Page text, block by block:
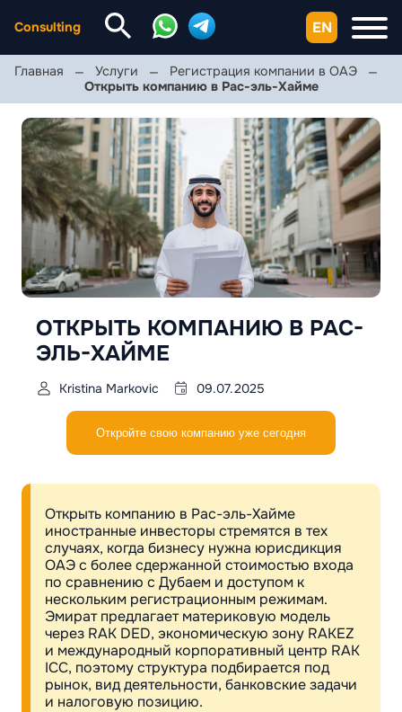
Consulting EN
Главная Услуги
Регистрация компании в ОАЭ
Открыть компанию в Рас-эль-Хайме
ОТКРЫТЬ КОМПАНИЮ В РАС-
ЭЛЬ-ХАЙМЕ
Kristina Markovic 09.07.2025
Откройте свою компанию уже сегодня
Открыть компанию в Рас-эль-Хайме
иностранные инвесторы стремятся в тех
случаях, когда бизнесу нужна юрисдикция
ОАЭ с более сдержанной стоимостью входа
по сравнению с Дубаем и доступом к
нескольким регистрационным режимам.
Эмират предлагает материковую модель
через RAK DED, экономическую зону RAKEZ
и международный корпоративный центр RAK
ICC, поэтому структура подбирается под
рынок, вид деятельности, банковские задачи
и налоговую позицию.